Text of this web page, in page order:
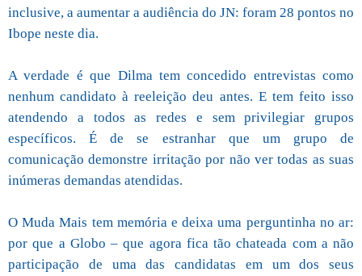
inclusive, a aumentar a audiência do JN: foram 28 pontos no
Ibope neste dia.
A verdade é que Dilma tem concedido entrevistas como
nenhum candidato à reeleição deu antes. E tem feito isso
atendendo a todos as redes e sem privilegiar grupos
específicos. É de se estranhar que um grupo de
comunicação demonstre irritação por não ver todas as suas
inúmeras demandas atendidas.
O Muda Mais tem memória e deixa uma perguntinha no ar:
por que a Globo – que agora fica tão chateada com a não
participação de uma das candidatas em um dos seus